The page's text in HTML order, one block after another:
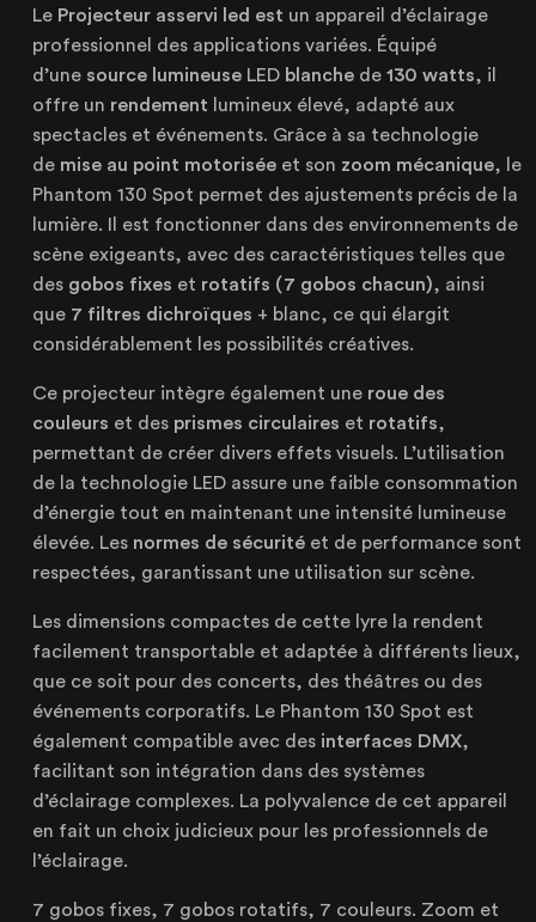
NOTRE ENTREPRISE
NOS EXPERTISES
NOS RÉALISATIONS
NOS PRODUITS À LOUER
NOS PRODUITS À VENDRE
CERTIFIÉE ISO 20121
21 Avenue de l'Europe
59223 Roncq, France
+33 (3) 74 49 25 11
Paris
20 Rue Cambon
75001 Paris, France
+33 (1) 44 50 40 70
Le Touquet
62520 Le Touquet, France
+33 (3) 20 72 39 98
Le Projecteur asservi led est un appareil d’éclairage
professionnel des applications variées. Équipé
d’une source lumineuseLED blanchede 130 watts, il
offre un rendement lumineux élevé, adapté aux
spectacles et événements. Grâce à sa technologie
de mise au point motoriséeet son zoom mécanique, le
Phantom 130 Spot permet des ajustements précis de la
lumière. Il est fonctionner dans des environnements de
scène exigeants, avec des caractéristiques telles que
des gobos fixes et rotatifs (7 gobos chacun), ainsi
que 7 filtres dichroïques + blanc, ce qui élargit
considérablement les possibilités créatives.
Ce projecteur intègre également une roue des
couleurs et des prismes circulaires et rotatifs,
permettant de créer divers effets visuels. L’utilisation
de la technologie LED assure une faible consommation
d’énergie tout en maintenant une intensité lumineuse
élevée. Les normes de sécuritéet de performance sont
respectées, garantissant une utilisation sur scène.
Les dimensions compactes de cette lyre la rendent
facilement transportable et adaptée à différents lieux,
que ce soit pour des concerts, des théâtres ou des
événements corporatifs. Le Phantom 130 Spot est
également compatible avec des interfaces DMX,
facilitant son intégration dans des systèmes
d’éclairage complexes. La polyvalence de cet appareil
en fait un choix judicieux pour les professionnels de
l’éclairage.
7 gobos fixes, 7 gobos rotatifs, 7 couleurs. Zoom et